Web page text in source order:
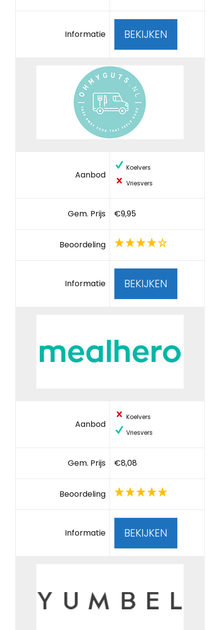
Informatie BEKIJKEN
Aanbod
Koelvers
Vriesvers
Gem. Prijs €9,95
Beoordeling
Informatie BEKIJKEN
Aanbod
Koelvers
Vriesvers
Gem. Prijs €8,08
Beoordeling
Informatie BEKIJKEN